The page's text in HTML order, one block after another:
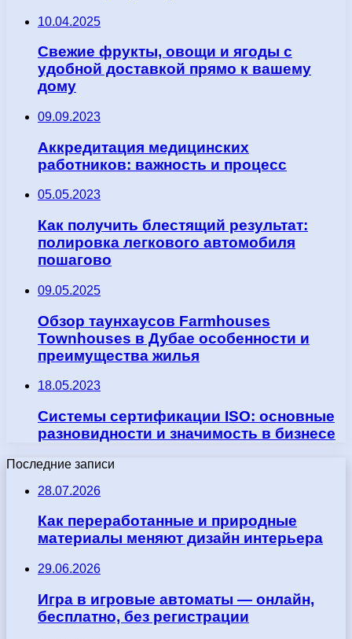
10.04.2025
Свежие фрукты, овощи и ягоды с
удобной доставкой прямо к вашему
дому
09.09.2023
Аккредитация медицинских
работников: важность и процесс
05.05.2023
Как получить блестящий результат:
полировка легкового автомобиля
пошагово
09.05.2025
Обзор таунхаусов Farmhouses
Townhouses в Дубае особенности и
преимущества жилья
18.05.2023
Системы сертификации ISO: основные
разновидности и значимость в бизнесе
Последние записи
28.07.2026
Как переработанные и природные
материалы меняют дизайн интерьера
29.06.2026
Игра в игровые автоматы — онлайн,
бесплатно, без регистрации